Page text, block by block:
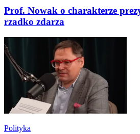
Prof. Nowak o charakterze
rzadko zdarza
Polityka